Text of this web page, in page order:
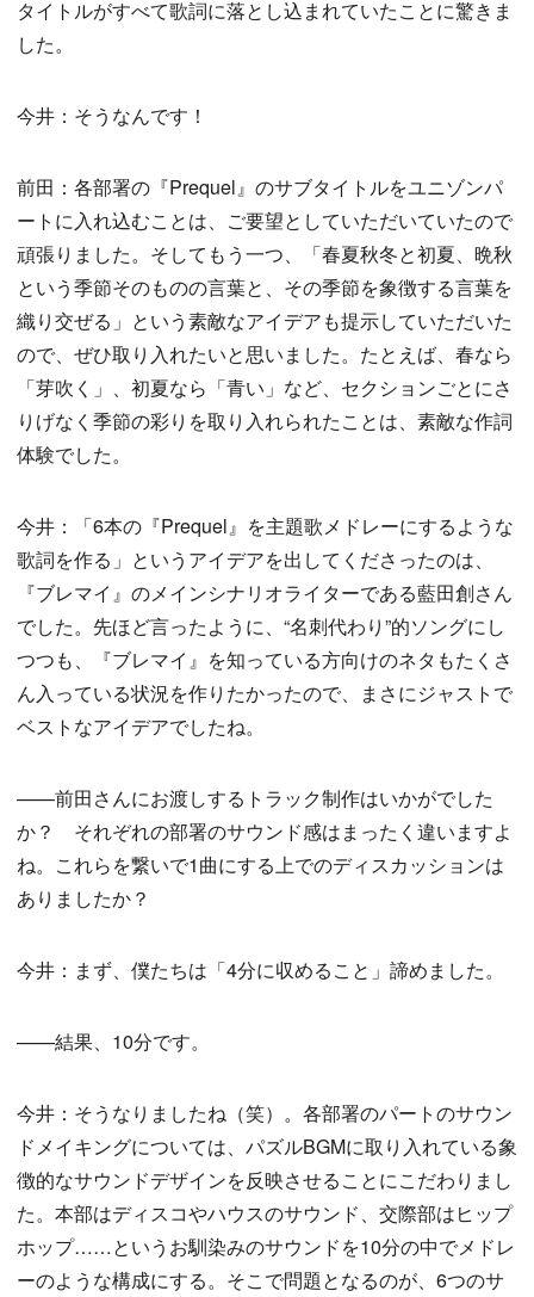
タイトルがすべて歌詞に落とし込まれていたことに驚きま
した。
今井：そうなんです！
前田：各部署の『Prequel』のサブタイトルをユニゾンパ
ートに入れ込むことは、ご要望としていただいていたので
頑張りました。そしてもう一つ、「春夏秋冬と初夏、晩秋
という季節そのものの言葉と、その季節を象徴する言葉を
織り交ぜる」という素敵なアイデアも提示していただいた
ので、ぜひ取り入れたいと思いました。たとえば、春なら
「芽吹く」、初夏なら「青い」など、セクションごとにさ
りげなく季節の彩りを取り入れられたことは、素敵な作詞
体験でした。
今井：「6本の『Prequel』を主題歌メドレーにするような
歌詞を作る」というアイデアを出してくださったのは、
『ブレマイ』のメインシナリオライターである藍田創さん
でした。先ほど言ったように、“名刺代わり”的ソングにし
つつも、『ブレマイ』を知っている方向けのネタもたくさ
ん入っている状況を作りたかったので、まさにジャストで
ベストなアイデアでしたね。
——前田さんにお渡しするトラック制作はいかがでした
か？ それぞれの部署のサウンド感はまったく違いますよ
ね。これらを繋いで1曲にする上でのディスカッションは
ありましたか？
今井：まず、僕たちは「4分に収めること」諦めました。
——結果、10分です。
今井：そうなりましたね（笑）。各部署のパートのサウン
ドメイキングについては、パズルBGMに取り入れている象
徴的なサウンドデザインを反映させることにこだわりまし
た。本部はディスコやハウスのサウンド、交際部はヒップ
ホップ……というお馴染みのサウンドを10分の中でメドレ
ーのような構成にする。そこで問題となるのが、6つのサ